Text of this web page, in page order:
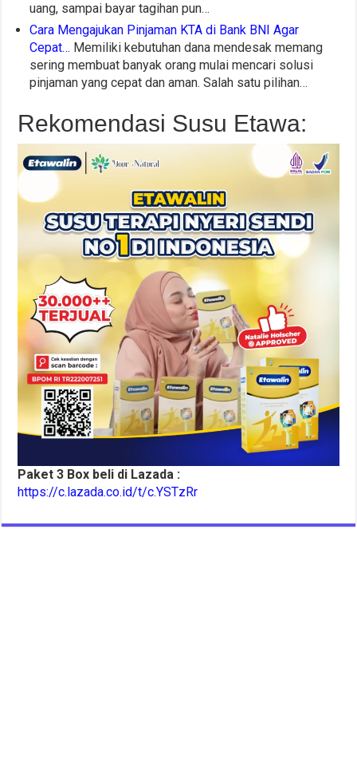
uang, sampai bayar tagihan pun…
Cara Mengajukan Pinjaman KTA di Bank BNI Agar
Cepat… Memiliki kebutuhan dana mendesak memang
sering membuat banyak orang mulai mencari solusi
pinjaman yang cepat dan aman. Salah satu pilihan…
Rekomendasi Susu Etawa:
Paket 3 Box beli di Lazada :
https://c.lazada.co.id/t/c.YSTzRr